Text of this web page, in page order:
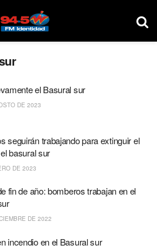
el Basural sur
DE 2023
seguirán trabajando para extinguir el
basural sur
DE 2023
fin de año: bomberos trabajan en el
DE 2022
incendio en el Basural sur